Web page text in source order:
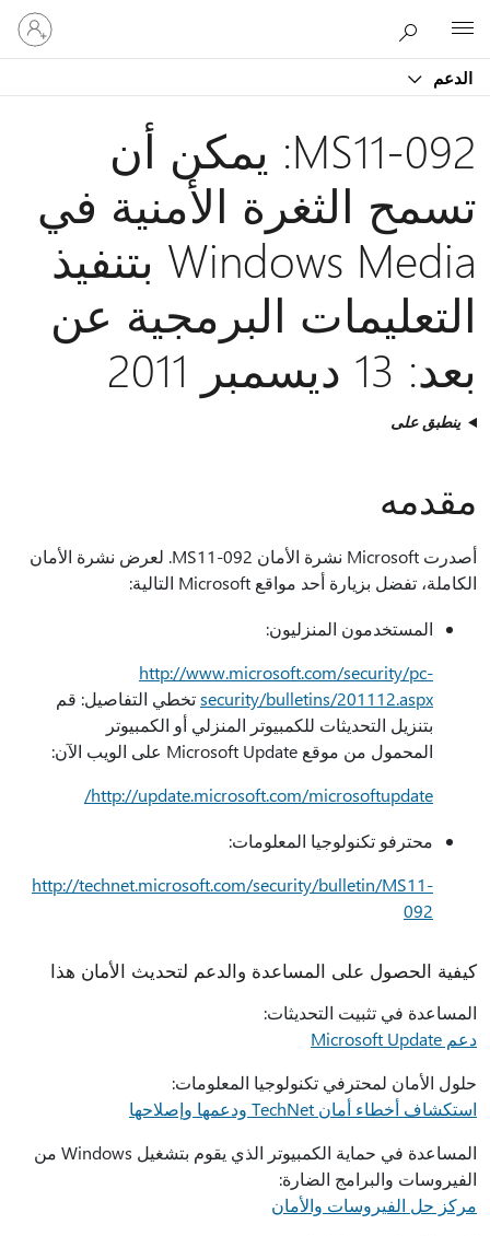
الدعم
تسجيل
الدخول
إلى
MS11-092: يمكن أن
تسمح الثغرة الأمنية في
Windows Media بتنفيذ
التعليمات البرمجية عن
بعد: 13 ديسمبر 2011
ينطبق على
مقدمه
أصدرت Microsoft نشرة الأمان MS11-092. لعرض نشرة الأمان
الكاملة، تفضل بزيارة أحد مواقع Microsoft التالية:
المستخدمون المنزليون:
http://www.microsoft.com/security/pc-
security/bulletins/201112.aspxتخطي التفاصيل: قم
بتنزيل التحديثات للكمبيوتر المنزلي أو الكمبيوتر
المحمول من موقع Microsoft Update على الويب الآن:
http://update.microsoft.com/microsoftupdate/
محترفو تكنولوجيا المعلومات:
http://technet.microsoft.com/security/bulletin/MS11-
092
كيفية الحصول على المساعدة والدعم لتحديث الأمان هذا
المساعدة في تثبيت التحديثات:
دعم Microsoft Update
حلول الأمان لمحترفي تكنولوجيا المعلومات:
استكشاف أخطاء أمان TechNet ودعمها وإصلاحها
المساعدة في حماية الكمبيوتر الذي يقوم بتشغيل Windows من
الفيروسات والبرامج الضارة:
مركز حل الفيروسات والأمان